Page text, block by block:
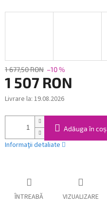
1 677,50 RON –10 %
1 507 RON
Evaluare
Livrare la: 19.08.2026
Adăuga în coş
Informaţii detaliate
ÎNTREABĂ VIZUALIZARE